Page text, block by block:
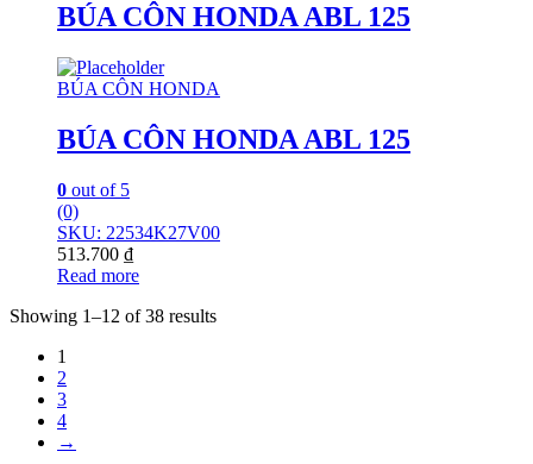
BÚA CÔN HONDA ABL 125
BÚA CÔN HONDA
BÚA CÔN HONDA ABL 125
0 out of 5
(0)
SKU: 22534K27V00
513.700 ₫
Read more
Showing 1–12 of 38 results
1
2
3
4
→